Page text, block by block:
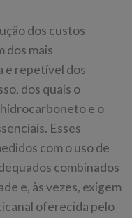
dos custos
dos mais
e repetível dos
dos quais o
e o
Esses
com o uso de
combinados
e, às vezes, exigem
oferecida pelo